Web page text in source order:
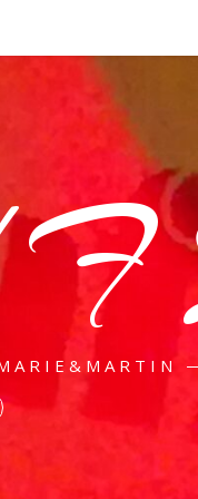
A R I E & M A R T I N